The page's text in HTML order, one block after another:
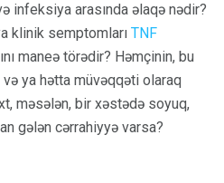
infeksiya arasında əlaqə nədir?
klinik semptomları TNF
maneə törədir? Həmçinin, bu
və ya hətta müvəqqəti olaraq
məsələn, bir xəstədə soyuq,
gələn cərrahiyyə varsa?